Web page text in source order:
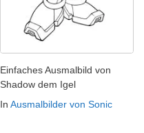
Einfaches Ausmalbild von
Shadow dem Igel
In Ausmalbilder von Sonic